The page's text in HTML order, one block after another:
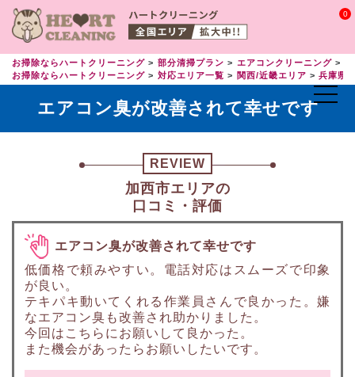
0
お掃除ならハートクリーニング 部分清掃プラン エアコンクリーニング
お掃除ならハートクリーニング
対応エリア一覧 関西/近畿エリア 兵庫県
エアコン臭が改善されて幸せです
REVIEW
加西市エリアの
口コミ・評価
エアコン臭が改善されて幸せです
低価格で頼みやすい。電話対応はスムーズで印象
が良い。
テキパキ動いてくれる作業員さんで良かった。嫌
なエアコン臭も改善され助かりました。
今回はこちらにお願いして良かった。
また機会があったらお願いしたいです。